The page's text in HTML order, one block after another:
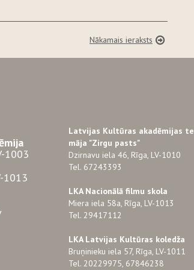
Nākamais ieraksts
1003
1013
Latvijas Kultūras akadēmijas
māja "Zirgu pasts"
Dzirnavu iela 46, Rīga, LV-1010
Tel. 67243393
LKA Nacionālā filmu skola
Miera iela 58a, Rīga, LV-1013
Tel. 29417112
LKA Latvijas Kultūras koledža
Bruņinieku iela 57, Rīga, LV-1011
Tel. 20229975, 67846238